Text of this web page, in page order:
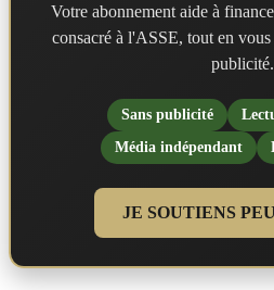
Votre abonnement aide à
consacré à l'ASSE, tout en
publicité.
Sans publicité
Média indépendant
JE SOUTIENS